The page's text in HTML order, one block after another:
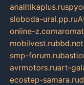
analitikaplus.ru
sloboda-ural.pp.ru
online-z.com
mobilvest.ru
smp-forum.ru
avrmotors.ruart-
ecostep-samara.ru